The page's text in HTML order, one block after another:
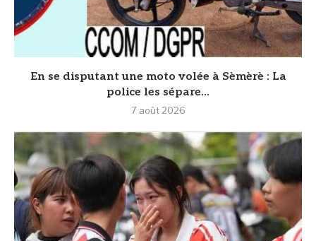
En se disputant une moto volée à Sèmèrè : La
police les sépare...
7 août 2026